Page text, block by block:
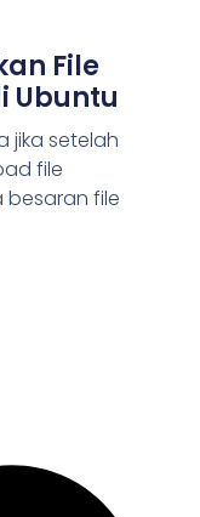
File
Ubuntu
jika setelah
file
file